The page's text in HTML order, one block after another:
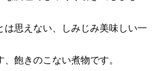
は思えない、しみじみ美味しい一
飽きのこない煮物です。